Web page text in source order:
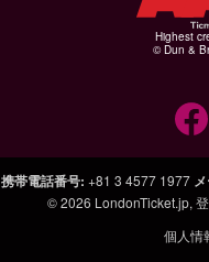
Highest
© Dun &
携帯電話番号: +81 3 4577 1977
© 2026 LondonTicket.jp,
個人情